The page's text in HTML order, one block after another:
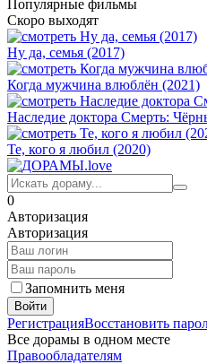
Популярные фильмы
Скоро выходят
Ну да, семья (2017)
Когда мужчина влюблён (2021)
Наследие доктора Смерть:
Те, кого я любил (2020)
0
Авторизация
Авторизация
Запомнить меня
Войти
РегистрацияВосстановить
Все дорамы в одном месте
Правообладателям